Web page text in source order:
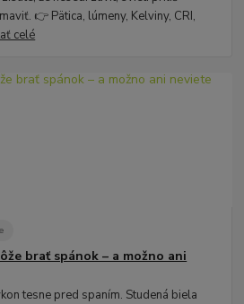
👉 Pätica, lúmeny, Kelviny, CRI,
celé
brať spánok – a možno ani
tesne pred spaním. Studená biela